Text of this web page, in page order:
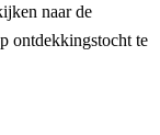
naar de
ontdekkingstocht te